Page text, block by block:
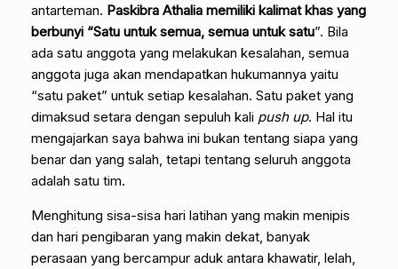
antarteman. Paskibra Athalia memiliki kalimat khas yang
berbunyi “Satu untuk semua, semua untuk satu”. Bila
ada satu anggota yang melakukan kesalahan, semua
anggota juga akan mendapatkan hukumannya yaitu
“satu paket” untuk setiap kesalahan. Satu paket yang
dimaksud setara dengan sepuluh kali push up. Hal itu
mengajarkan saya bahwa ini bukan tentang siapa yang
benar dan yang salah, tetapi tentang seluruh anggota
adalah satu tim.
Menghitung sisa-sisa hari latihan yang makin menipis
dan hari pengibaran yang makin dekat, banyak
perasaan yang bercampur aduk antara khawatir, lelah,